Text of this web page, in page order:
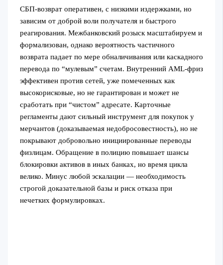
СБП-возврат оперативен, с низкими издержками, но
зависим от доброй воли получателя и быстрого
реагирования. Межбанковский розыск масштабируем и
формализован, однако вероятность частичного
возврата падает по мере обналичивания или каскадного
перевода по “мулевым” счетам. Внутренний AML-фриз
эффективен против сетей, уже помеченных как
высокорисковые, но не гарантирован и может не
сработать при “чистом” адресате. Карточные
регламенты дают сильный инструмент для покупок у
мерчантов (доказываемая недобросовестность), но не
покрывают добровольно инициированные переводы
физлицам. Обращение в полицию повышает шансы
блокировки активов в иных банках, но время цикла
велико. Минус любой эскалации — необходимость
строгой доказательной базы и риск отказа при
нечетких формулировках.